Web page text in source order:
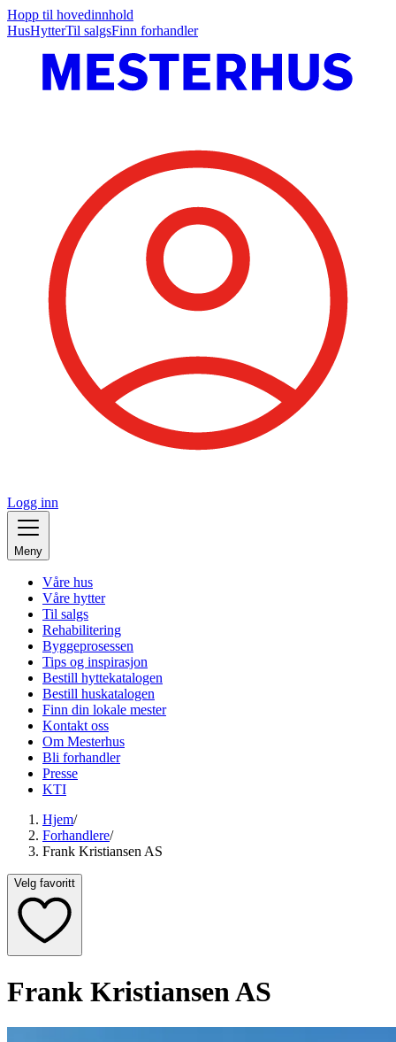
Hopp til hovedinnhold
HusHytterTil salgsFinn forhandler
Logg inn
Meny
Våre hus
Våre hytter
Til salgs
Rehabilitering
Byggeprosessen
Tips og inspirasjon
Bestill hyttekatalogen
Bestill huskatalogen
Finn din lokale mester
Kontakt oss
Om Mesterhus
Bli forhandler
Presse
KTI
Hjem/
Forhandlere/
Frank Kristiansen AS
Velg favoritt
Frank Kristiansen AS